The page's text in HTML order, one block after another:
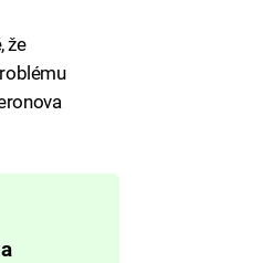
že